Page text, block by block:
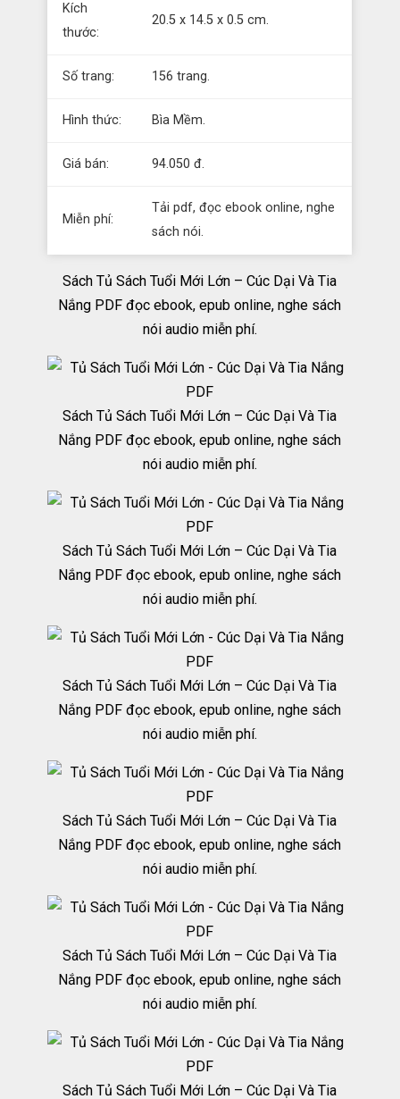
Kích
thước:
20.5 x 14.5 x 0.5 cm.
Số trang: 156 trang.
Hình thức: Bìa Mềm.
Giá bán: 94.050 đ.
Miễn phí:
Tải pdf, đọc ebook online, nghe
sách nói.
Sách Tủ Sách Tuổi Mới Lớn – Cúc Dại Và Tia
Nắng PDF đọc ebook, epub online, nghe sách
nói audio miễn phí.
Sách Tủ Sách Tuổi Mới Lớn – Cúc Dại Và Tia
Nắng PDF đọc ebook, epub online, nghe sách
nói audio miễn phí.
Sách Tủ Sách Tuổi Mới Lớn – Cúc Dại Và Tia
Nắng PDF đọc ebook, epub online, nghe sách
nói audio miễn phí.
Sách Tủ Sách Tuổi Mới Lớn – Cúc Dại Và Tia
Nắng PDF đọc ebook, epub online, nghe sách
nói audio miễn phí.
Sách Tủ Sách Tuổi Mới Lớn – Cúc Dại Và Tia
Nắng PDF đọc ebook, epub online, nghe sách
nói audio miễn phí.
Sách Tủ Sách Tuổi Mới Lớn – Cúc Dại Và Tia
Nắng PDF đọc ebook, epub online, nghe sách
nói audio miễn phí.
Sách Tủ Sách Tuổi Mới Lớn – Cúc Dại Và Tia